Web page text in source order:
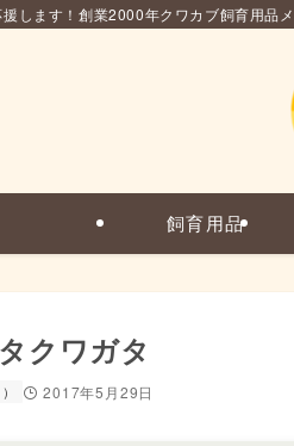
します！創業2000年クワカブ飼育用品
飼育用品
クワガタ
2017年5月29日